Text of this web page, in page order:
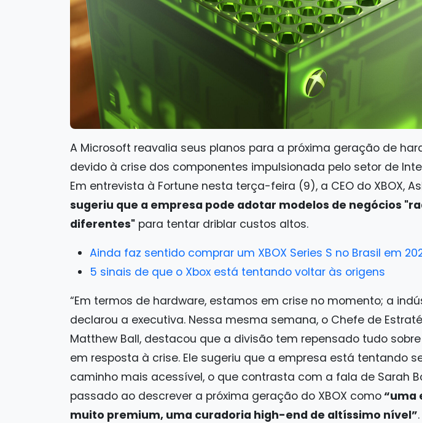
A Microsoft reavalia seus planos para a próxima geração de
devido à crise dos componentes impulsionada pelo setor de
Em entrevista à Fortune nesta terça-feira (9), a CEO do XBOX,
sugeriu que a empresa pode adotar modelos de negócios
diferentes" para tentar driblar custos altos.
Ainda faz sentido comprar um XBOX Series S no Brasil em
5 sinais de que o Xbox está tentando voltar às origens
“Em termos de hardware, estamos em crise no momento; a
declarou a executiva. Nessa mesma semana, o Chefe de
Matthew Ball, destacou que a divisão tem repensado tudo sobre
em resposta à crise. Ele sugeriu que a empresa está tentando
caminho mais acessível, o que contrasta com a fala de Sarah
passado ao descrever a próxima geração do XBOX como“uma
muito premium, uma curadoria high-end de altíssimo nível”.